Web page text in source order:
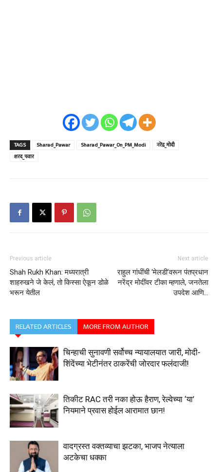
TAGS Sharad_Pawar Sharad_Pawar_On_PM_Modi
नरेंद्र_मोदी
शरद_पवार
Previous article
Shah Rukh Khan: मध्यरात्री
शाहरुखने जे केलं, तो किस्सा ऐकून डोळे
भरून येतील
Next article
राहुल गांधींची ‘मेलडी’वरून पंतप्रधान
नरेंद्र मोदींवर टीका म्हणाले, जनतेला
उपदेश आणि…
RELATED ARTICLES MORE FROM AUTHOR
चिन्हाची सुनावणी सर्वोच्च न्यायालयात जारी, मोदी-
शिंदेंच्या भेटीनंतर ठाकरेंची जोरदार फलंदाजी!
तिकीट RAC तरी नका होऊ हैराण, रेल्वेच्या ‘या’
नियमाने प्रवास होईल आरामात छान!
वादग्रस्त वक्तव्याचा झटका, भाजप नेत्याला
अटकेचा धक्का